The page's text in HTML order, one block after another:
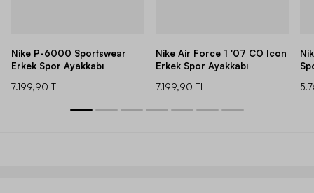
Nike P-6000 Sportswear
Erkek Spor Ayakkabı
7.199,90 TL
Nike Air Force 1 '07 CO Icon
Erkek Spor Ayakkabı
7.199,90 TL